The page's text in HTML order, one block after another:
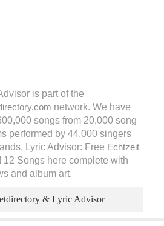
is part of the
network. We have
songs from 20,000 song
performed by 44,000 singers
Lyric Advisor: Free Echtzeit
! 12 Songs here complete with
and album art.
& Lyric Advisor